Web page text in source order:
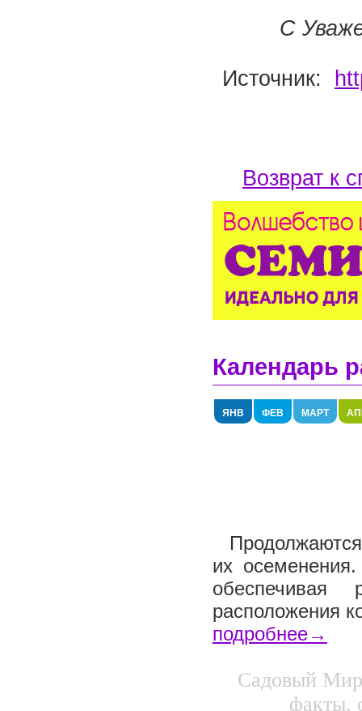
С
Источник:
Возврат к
Календарь
ЯНВ ФЕВ МАРТ
их
обеспечивая
расположения
подробнее→
Садовый
факты,